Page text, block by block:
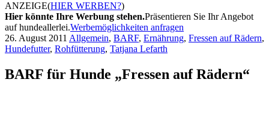
ANZEIGE(HIER WERBEN?)
Hier könnte Ihre Werbung stehen.Präsentieren Sie Ihr Angebot
auf hundeallerlei.Werbemöglichkeiten anfragen
26. August 2011 Allgemein, BARF, Ernährung, Fressen auf Rädern,
Hundefutter, Rohfütterung, Tatjana Lefarth
BARF für Hunde „Fressen auf Rädern“